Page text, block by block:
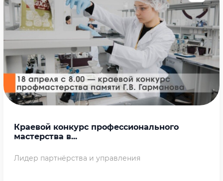
Краевой конкурс профессионального
мастерства в...
Лидер партнёрства и управления